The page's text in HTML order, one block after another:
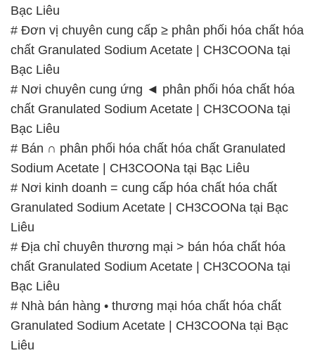
Bạc Liêu
# Đơn vị chuyên cung cấp ≥ phân phối hóa chất hóa
chất Granulated Sodium Acetate | CH3COONa tại
Bạc Liêu
# Nơi chuyên cung ứng ◄ phân phối hóa chất hóa
chất Granulated Sodium Acetate | CH3COONa tại
Bạc Liêu
# Bán ∩ phân phối hóa chất hóa chất Granulated
Sodium Acetate | CH3COONa tại Bạc Liêu
# Nơi kinh doanh = cung cấp hóa chất hóa chất
Granulated Sodium Acetate | CH3COONa tại Bạc
Liêu
# Địa chỉ chuyên thương mại > bán hóa chất hóa
chất Granulated Sodium Acetate | CH3COONa tại
Bạc Liêu
# Nhà bán hàng • thương mại hóa chất hóa chất
Granulated Sodium Acetate | CH3COONa tại Bạc
Liêu